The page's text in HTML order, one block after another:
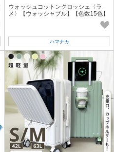
ウォッシュコットンクロッシェ〈ラ
メ〉【ウォッシャブル】【色数15色】
ハマナカ